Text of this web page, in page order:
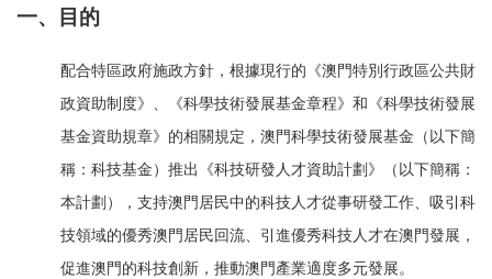
一、目的
配合特區政府施政方針，根據現行的《澳門特別行政區公共財
政資助制度》、《科學技術發展基金章程》和《科學技術發展
基金資助規章》的相關規定，澳門科學技術發展基金（以下簡
稱：科技基金）推出《科技研發人才資助計劃》（以下簡稱：
本計劃），支持澳門居民中的科技人才從事研發工作、吸引科
技領域的優秀澳門居民回流、引進優秀科技人才在澳門發展，
促進澳門的科技創新，推動澳門產業適度多元發展。